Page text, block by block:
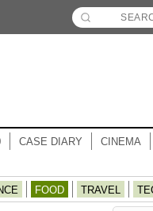
CASE DIARY CINEMA
FOOD TRAVEL